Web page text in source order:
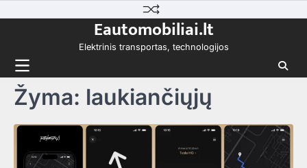
Eautomobiliai.lt
Elektrinis transportas, technologijos
Žyma: laukiančiųjų